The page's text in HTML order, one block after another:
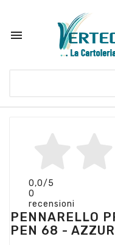

0,0/5
0
recensioni
PENNARELLO
PEN 68 -